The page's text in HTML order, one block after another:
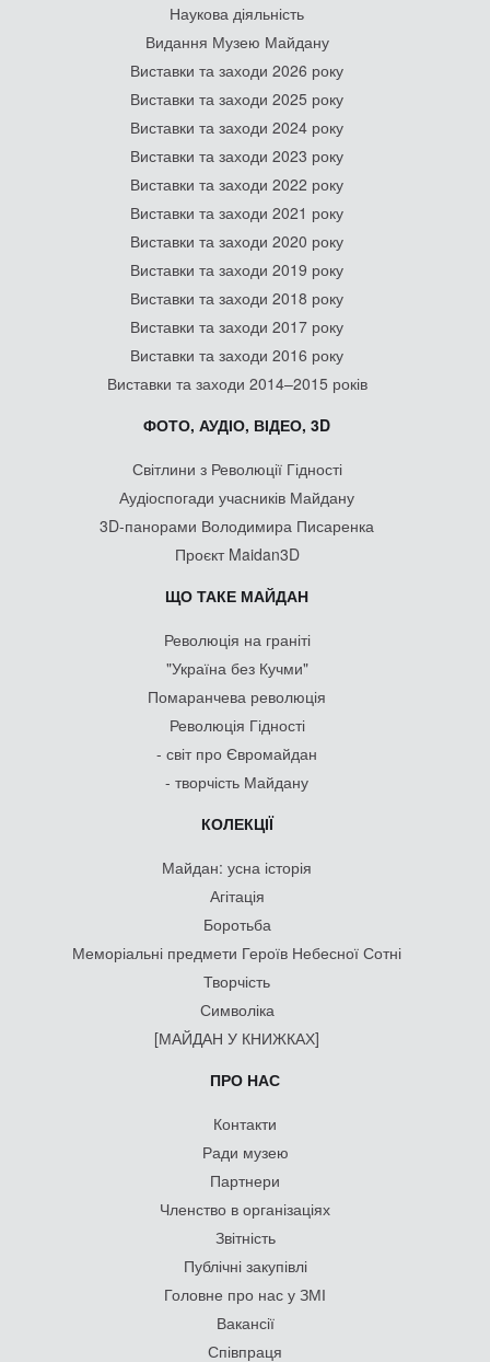
Наукова діяльність
Видання Музею Майдану
Виставки та заходи 2026 року
Виставки та заходи 2025 року
Виставки та заходи 2024 року
Виставки та заходи 2023 року
Виставки та заходи 2022 року
Виставки та заходи 2021 року
Виставки та заходи 2020 року
Виставки та заходи 2019 року
Виставки та заходи 2018 року
Виставки та заходи 2017 року
Виставки та заходи 2016 року
Виставки та заходи 2014–2015 років
ФОТО, АУДІО, ВІДЕО, 3D
Світлини з Революції Гідності
Аудіоспогади учасників Майдану
3D-панорами Володимира Писаренка
Проєкт Maidan3D
ЩО ТАКЕ МАЙДАН
Революція на граніті
"Україна без Кучми"
Помаранчева революція
Революція Гідності
- світ про Євромайдан
- творчість Майдану
КОЛЕКЦІЇ
Майдан: усна історія
Агітація
Боротьба
Меморіальні предмети Героїв Небесної Сотні
Творчість
Символіка
[МАЙДАН У КНИЖКАХ]
ПРО НАС
Контакти
Ради музею
Партнери
Членство в організаціях
Звітність
Публічні закупівлі
Головне про нас у ЗМІ
Вакансії
Співпраця